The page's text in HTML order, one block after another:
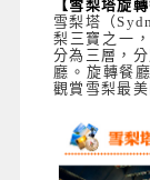
【雪梨塔旋
雪梨塔（
梨三寶之一
分為三層，
廳。旋轉餐
觀賞雪梨最美